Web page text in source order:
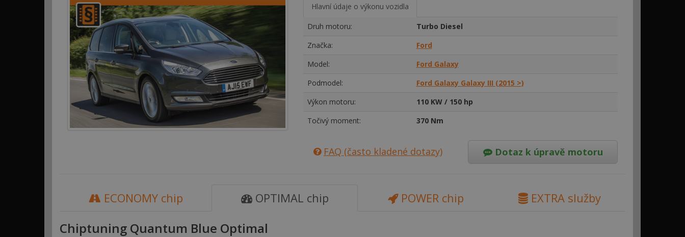
Hlavní údaje o výkonu vozidla
Druh motoru:
Turbo Diesel
Značka:
Ford
Model:
Ford Galaxy
Podmodel:
Ford Galaxy Galaxy III (2015 >)
Výkon motoru:
110 KW / 150 hp
Točivý moment:
370 Nm
FAQ (často kladené dotazy) Dotaz k úpravě motoru
ECONOMY chip OPTIMAL chip POWER chip EXTRA služby
Chiptuning Quantum Blue Optimal